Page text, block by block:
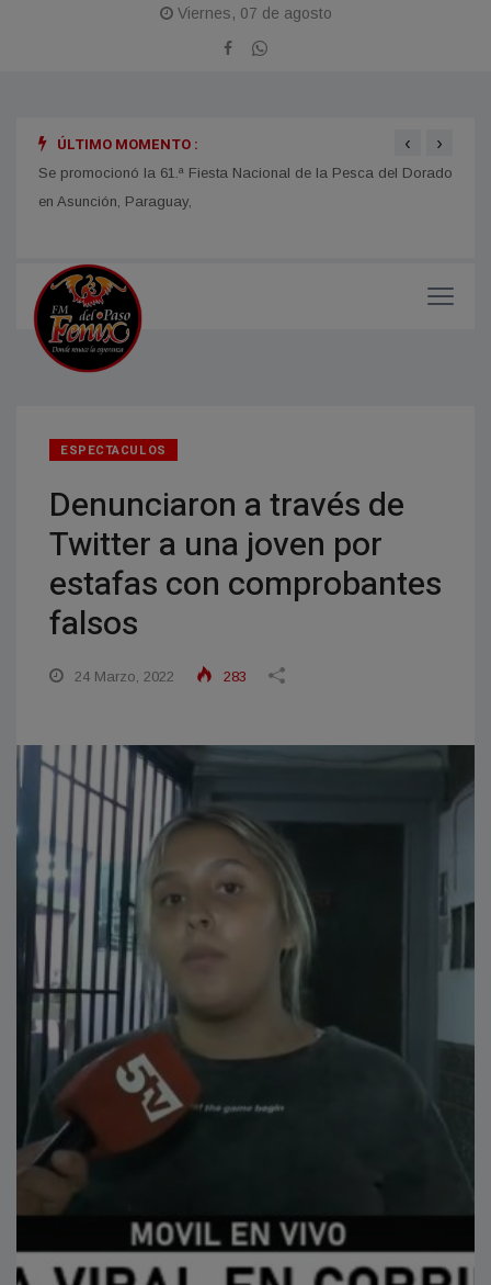
Viernes, 07 de agosto
ÚLTIMO MOMENTO :
Se promocionó la 61.ª Fiesta Nacional de la Pesca del Dorado
en Asunción, Paraguay,
‹ ›
ESPECTACULOS
Denunciaron a través de
Twitter a una joven por
estafas con comprobantes
falsos
24 Marzo, 2022 283